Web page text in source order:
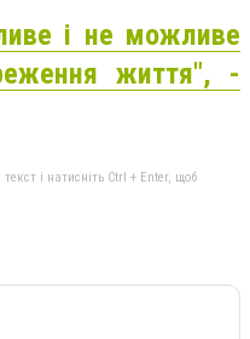
і не можливе
життя", -
і натисніть Ctrl + Enter, щоб